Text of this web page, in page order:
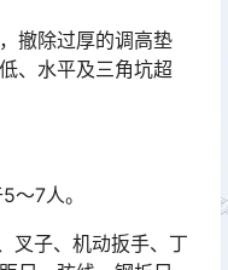
撤除过厚的调高垫
、水平及三角坑超
～7人。
叉子、机动扳手、丁